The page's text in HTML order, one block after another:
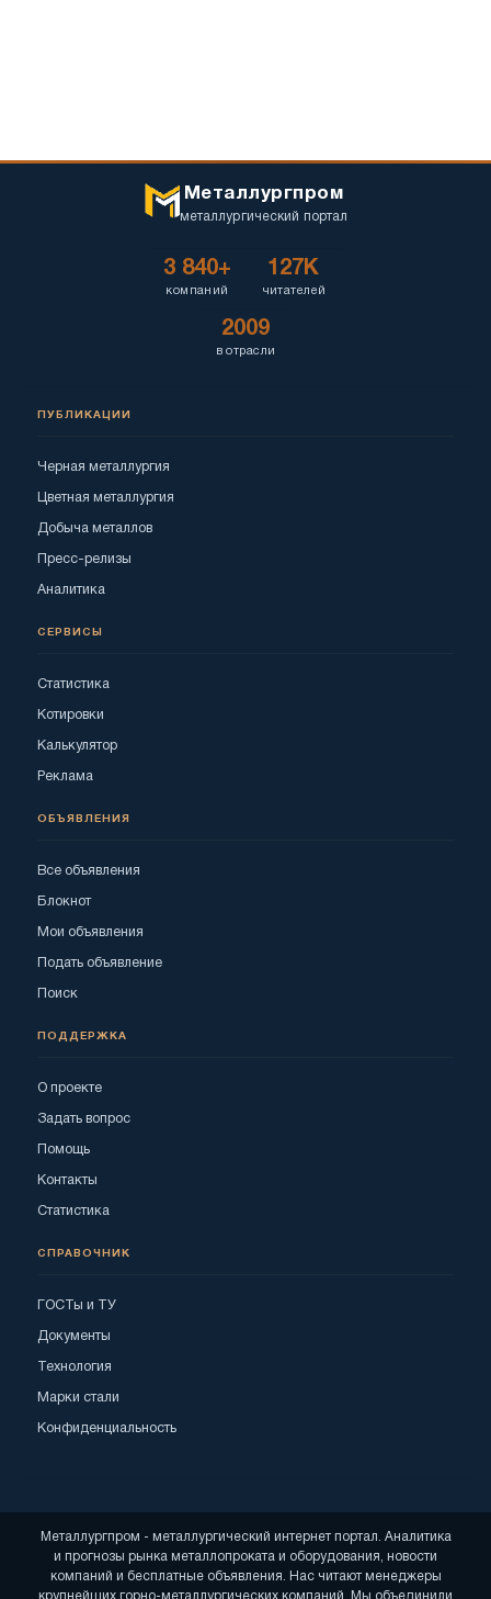
Металлургпром
металлургический портал
3 840+
компаний
127K
читателей
2009
в отрасли
ПУБЛИКАЦИИ
Черная металлургия
Цветная металлургия
Добыча металлов
Пресс-релизы
Аналитика
СЕРВИСЫ
Статистика
Котировки
Калькулятор
Реклама
ОБЪЯВЛЕНИЯ
Все объявления
Блокнот
Мои объявления
Подать объявление
Поиск
ПОДДЕРЖКА
О проекте
Задать вопрос
Помощь
Контакты
Статистика
СПРАВОЧНИК
ГОСТы и ТУ
Документы
Технология
Марки стали
Конфиденциальность
Металлургпром - металлургический интернет портал. Аналитика
и прогнозы рынка металлопроката и оборудования, новости
компаний и бесплатные объявления. Нас читают менеджеры
крупнейших горно-металлургических компаний. Мы объединили